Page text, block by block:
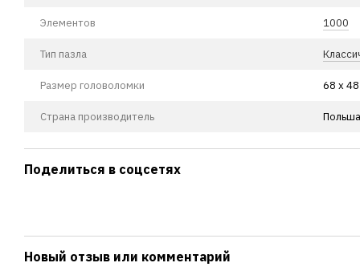
Элементов 1000
Тип пазла
Размер головоломки 68 х
Страна производитель Польша
Поделиться в соцсетях
Новый отзыв или комментарий